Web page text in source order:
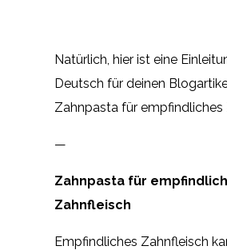
Natürlich, hier ist eine
Deutsch für deinen
Zahnpasta für empfindliches
—
Zahnpasta für
Zahnfleisch
Empfindliches Zahnfleisch